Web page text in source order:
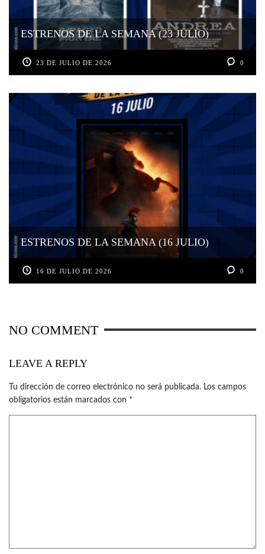
ESTRENOS DE LA SEMANA (23 JULIO)
23 DE JULIO DE 2026 0
ESTRENOS DE LA SEMANA (16 JULIO)
16 DE JULIO DE 2026 0
NO COMMENT
LEAVE A REPLY
Tu dirección de correo electrónico no será publicada. Los campos
obligatorios están marcados con *